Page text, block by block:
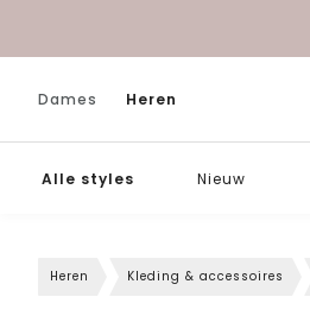
Dames Heren
Alle styles Nieuw
Heren Kleding & accessoires